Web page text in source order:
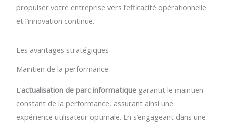
propulser votre entreprise vers l’efficacité opérationnelle
et l’innovation continue.
Les avantages stratégiques
Maintien de la performance
L’actualisation de parc informatique garantit le maintien
constant de la performance, assurant ainsi une
expérience utilisateur optimale. En s’engageant dans une